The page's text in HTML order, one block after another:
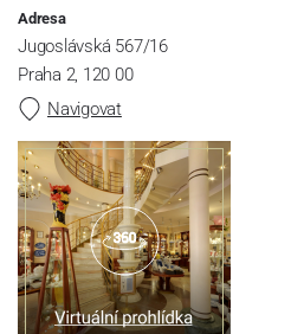
Adresa
Jugoslávská 567/16
Praha 2, 120 00
Navigovat